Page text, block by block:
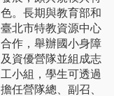
色。長期與教育部和
臺北市特教資源中心
合作，舉辦國小身障
及資優營隊並組成志
工小組，學生可透過
擔任營隊總、副召、